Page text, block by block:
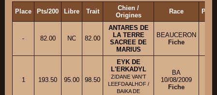
Place Pts/200 Libre Trait
Chien /
Origines
Race
- 82.00 NC 82.00
ANTARES DE
LA TERRE
SACREE DE
MARIUS
BEAUCERON
Fiche
1 193.50 95.00 98.50
EYK DE
L'ERKADYL
ZIDANE VAN'T
LEEFDAALHOF /
BAIKA DE
BA
10/08/2009
Fiche